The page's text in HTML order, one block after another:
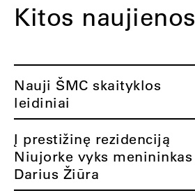
Kitos naujienos
Nauji ŠMC skaityklos
leidiniai
Į prestižinę rezidenciją
Niujorke vyks menininkas
Darius Žiūra